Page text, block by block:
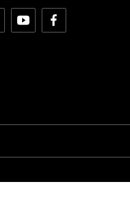
YouTubeFacebook